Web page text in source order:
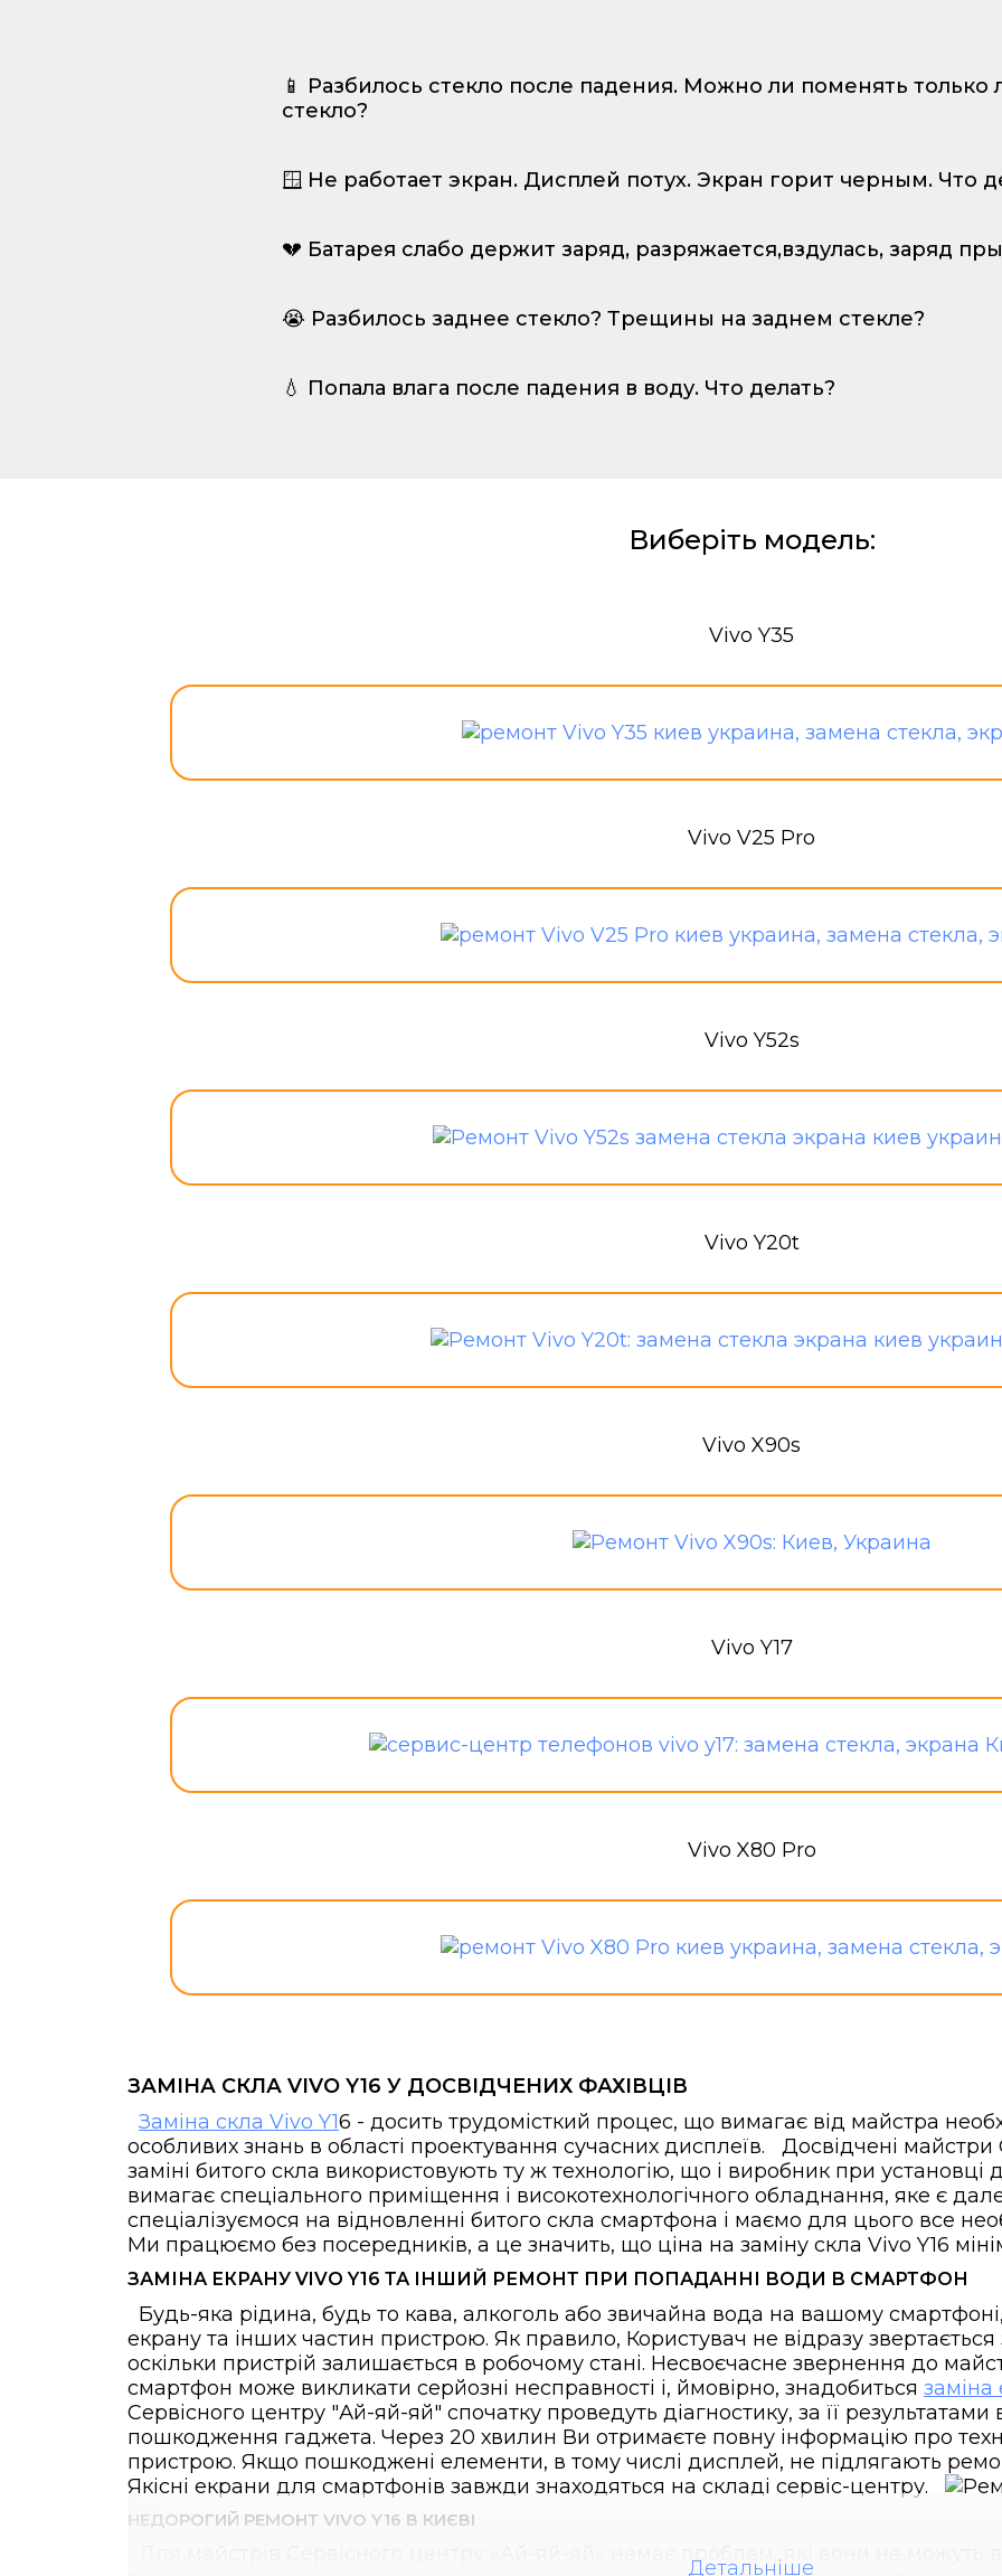
📱 Разбилось стекло после падения. Можно ли поменять только
стекло?
🪟 Не работает экран. Дисплей потух. Экран горит черным. Что
💔 Батарея слабо держит заряд, разряжается,вздулась, заряд
😭 Разбилось заднее стекло? Трещины на заднем стекле?
💧 Попала влага после падения в воду. Что делать?
Виберіть модель:
Vivo Y35
Vivo V25 Pro
Vivo Y52s
Vivo Y20t
Vivo X90s
Vivo Y17
Vivo X80 Pro
ЗАМІНА СКЛА VIVO Y16 У ДОСВІДЧЕНИХ ФАХІВЦІВ
Заміна скла Vivo Y16 - досить трудомісткий процес, що вимагає від майстра
особливих знань в області проектування сучасних дисплеїв. Досвідчені
заміні битого скла використовують ту ж технологію, що і виробник при установці
вимагає спеціального приміщення і високотехнологічного обладнання, яке є
спеціалізуємося на відновленні битого скла смартфона і маємо для цього все
Ми працюємо без посередників, а це значить, що ціна на заміну скла Vivo Y16
ЗАМІНА ЕКРАНУ VIVO Y16 ТА ІНШИЙ РЕМОНТ ПРИ ПОПАДАННІ ВОДИ В СМАРТФОН
Будь-яка рідина, будь то кава, алкоголь або звичайна вода на вашому
екрану та інших частин пристрою. Як правило, Користувач не відразу
оскільки пристрій залишається в робочому стані. Несвоєчасне звернення до
смартфон може викликати серйозні несправності і, ймовірно, знадобиться заміна
Сервісного центру "Ай-яй-яй" спочатку проведуть діагностику, за її
пошкодження гаджета. Через 20 хвилин Ви отримаєте повну інформацію про
пристрою. Якщо пошкоджені елементи, в тому числі дисплей, не підлягають
Якісні екрани для смартфонів завжди знаходяться на складі сервіс-центру.
НЕДОРОГИЙ РЕМОНТ VIVO Y16 В КИЄВІ
Для майстрів Сервісного центру «Ай-яй-яй» немає проблем, які вони не можуть
Детальніше